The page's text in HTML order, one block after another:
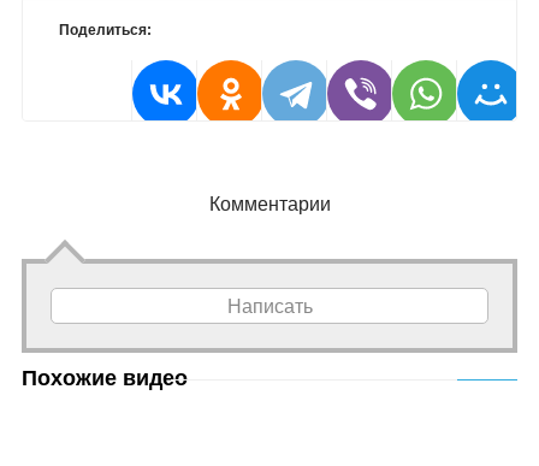
Поделиться:
Комментарии
Написать
Похожие видео